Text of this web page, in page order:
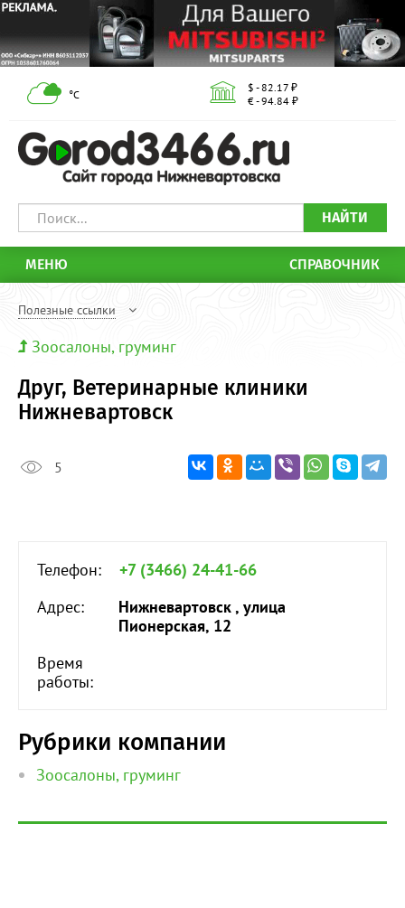
°С
$ - 82.17 ₽
€ - 94.84 ₽
НАЙТИ
МЕНЮ СПРАВОЧНИК
Полезные ссылки
Зоосалоны, груминг
Друг, Ветеринарные клиники
Нижневартовск
5
Телефон:
+7 (3466) 24-41-66
Адрес:
Нижневартовск , улица
Пионерская, 12
Время
работы:
Рубрики компании
Зоосалоны, груминг